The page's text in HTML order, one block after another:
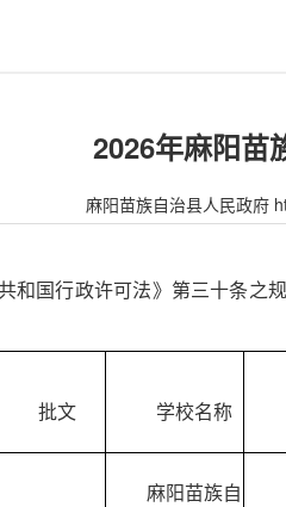
2026年麻阳苗
麻阳苗族自治县人民政府
和国行政许可法》第三十条之
批文 学校名称
麻阳苗族自